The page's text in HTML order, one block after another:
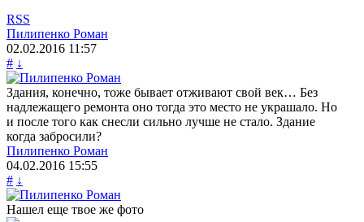
RSS
Пилипенко Роман
02.02.2016 11:57
# ↓
Здания, конечно, тоже бывает отживают свой век… Без
надлежащего ремонта оно тогда это место не украшало. Но
и после того как снесли сильно лучше не стало. Здание
когда забросили?
Пилипенко Роман
04.02.2016 15:55
# ↓
Нашел еще твое же фото